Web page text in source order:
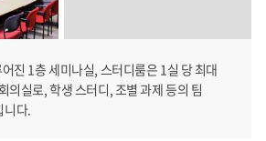
진 1층 세미나실, 스터디룸은 1실 당 최대
의실로, 학생 스터디, 조별 과제 등의 팀
니다.